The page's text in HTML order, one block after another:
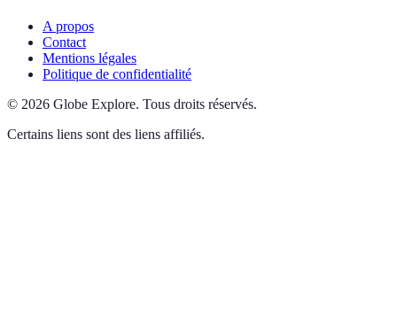
A propos
Contact
Mentions légales
Politique de confidentialité
© 2026 Globe Explore. Tous droits réservés.
Certains liens sont des liens affiliés.